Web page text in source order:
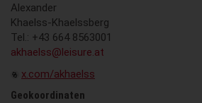
Alexander
Khaelss-Khaelssberg
Tel.: +43 664 8563001
akhaelss@leisure.at
x.com/akhaelss
Geokoordinaten